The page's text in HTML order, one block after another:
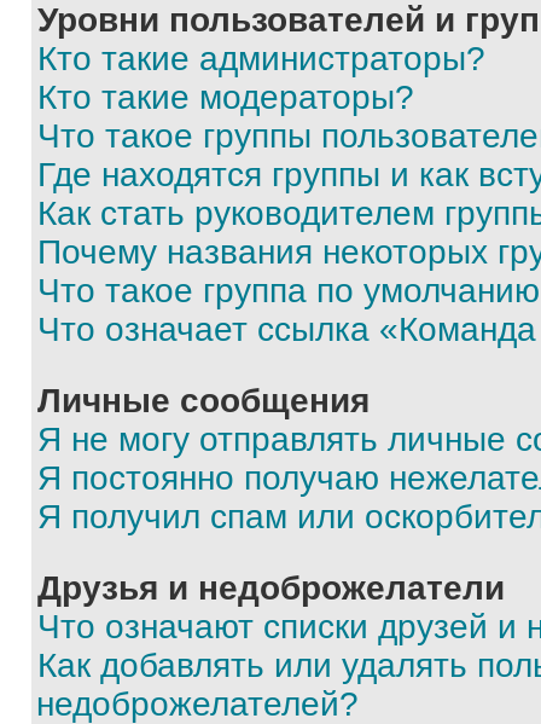
Уровни пользователей и
Кто такие администраторы?
Кто такие модераторы?
Что такое группы
Где находятся группы и как
Как стать руководителем
Почему названия некоторых
Что такое группа по
Что означает ссылка
Личные сообщения
Я не могу отправлять личные
Я постоянно получаю
Я получил спам или
Друзья и недоброжелатели
Что означают списки друзей и
Как добавлять или удалять
недоброжелателей?